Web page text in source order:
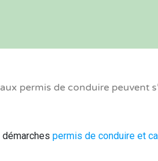
permis de conduire peuvent
permis de conduire et